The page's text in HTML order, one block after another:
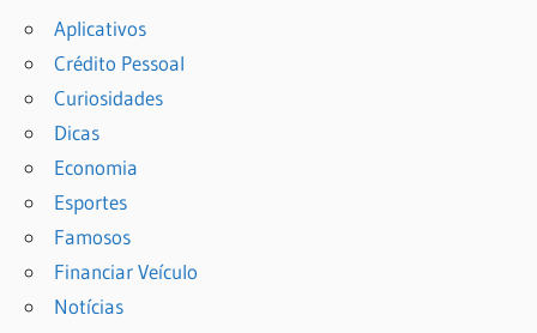
Aplicativos
Crédito Pessoal
Curiosidades
Dicas
Economia
Esportes
Famosos
Financiar Veículo
Notícias